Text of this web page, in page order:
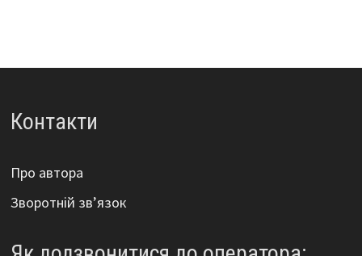
Контакти
Про автора
Зворотній зв’язок